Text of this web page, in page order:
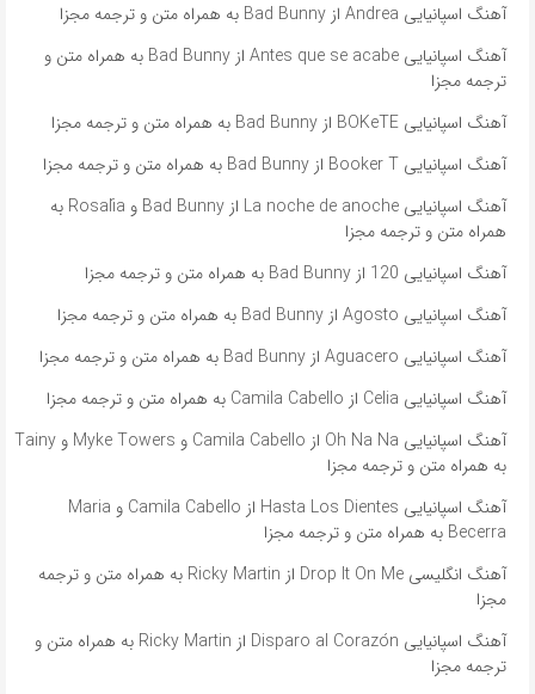
آهنگ اسپانیایی Andrea از Bad Bunny به همراه متن و ترجمه مجزا
آهنگ اسپانیایی Antes que se acabe از Bad Bunny به همراه متن و
ترجمه مجزا
آهنگ اسپانیایی BOKeTE از Bad Bunny به همراه متن و ترجمه مجزا
آهنگ اسپانیایی Booker T از Bad Bunny به همراه متن و ترجمه مجزا
آهنگ اسپانیایی La noche de anoche از Bad Bunny و Rosalía به
همراه متن و ترجمه مجزا
آهنگ اسپانیایی 120 از Bad Bunny به همراه متن و ترجمه مجزا
آهنگ اسپانیایی Agosto از Bad Bunny به همراه متن و ترجمه مجزا
آهنگ اسپانیایی Aguacero از Bad Bunny به همراه متن و ترجمه مجزا
آهنگ اسپانیایی Celia از Camila Cabello به همراه متن و ترجمه مجزا
آهنگ اسپانیایی Oh Na Na از Camila Cabello و Myke Towers و Tainy
به همراه متن و ترجمه مجزا
آهنگ اسپانیایی Hasta Los Dientes از Camila Cabello و Maria
Becerra به همراه متن و ترجمه مجزا
آهنگ انگلیسی Drop It On Me از Ricky Martin به همراه متن و ترجمه
مجزا
آهنگ اسپانیایی Disparo al Corazón از Ricky Martin به همراه متن و
ترجمه مجزا